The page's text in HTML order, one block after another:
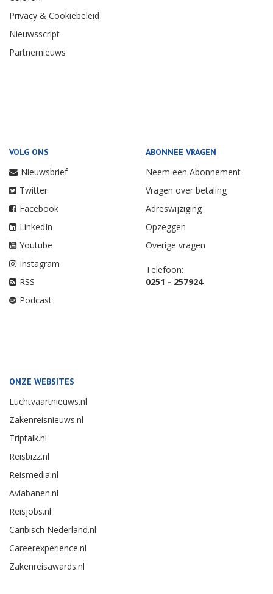
Privacy & Cookiebeleid
Nieuwsscript
Partnernieuws
VOLG ONS
Nieuwsbrief
Twitter
Facebook
LinkedIn
Youtube
Instagram
RSS
Podcast
ABONNEE VRAGEN
Neem een Abonnement
Vragen over betaling
Adreswijziging
Opzeggen
Overige vragen
Telefoon:
0251 - 257924
ONZE WEBSITES
Luchtvaartnieuws.nl
Zakenreisnieuws.nl
Triptalk.nl
Reisbizz.nl
Reismedia.nl
Aviabanen.nl
Reisjobs.nl
Caribisch Nederland.nl
Careerexperience.nl
Zakenreisawards.nl